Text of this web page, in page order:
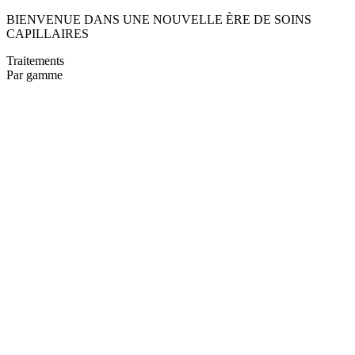
BIENVENUE DANS UNE NOUVELLE ÈRE DE SOINS
CAPILLAIRES
Traitements
Par gamme